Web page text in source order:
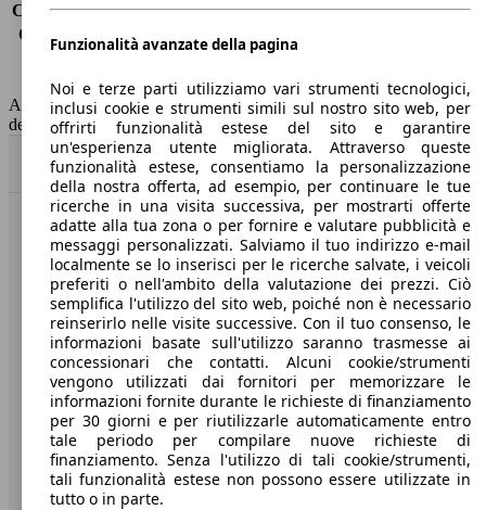
Consumo (extra-urbano) 4.0 l/100km
Consumo (combinato)*
4.7 l/100km
Capacità del serbatoio
41 l
AutoScout24 non si assume alcuna responsabilità per la correttezza
dei dati.
Torna su
Benvenuti su AutoScout24, il mercato auto europeo.
Società
A proposito di AutoScout24
Stampa
Media
Condizioni generali
Informazioni
Funzionalità avanzate della pagina
Noi e terze parti utilizziamo vari strumenti tecnologici,
inclusi cookie e strumenti simili sul nostro sito web, per
offrirti funzionalità estese del sito e garantire
un'esperienza utente migliorata. Attraverso queste
funzionalità estese, consentiamo la personalizzazione
della nostra offerta, ad esempio, per continuare le tue
ricerche in una visita successiva, per mostrarti offerte
adatte alla tua zona o per fornire e valutare pubblicità e
messaggi personalizzati. Salviamo il tuo indirizzo e-mail
localmente se lo inserisci per le ricerche salvate, i veicoli
preferiti o nell'ambito della valutazione dei prezzi. Ciò
semplifica l'utilizzo del sito web, poiché non è necessario
reinserirlo nelle visite successive. Con il tuo consenso, le
informazioni basate sull'utilizzo saranno trasmesse ai
concessionari che contatti. Alcuni cookie/strumenti
vengono utilizzati dai fornitori per memorizzare le
informazioni fornite durante le richieste di finanziamento
per 30 giorni e per riutilizzarle automaticamente entro
tale periodo per compilare nuove richieste di
finanziamento. Senza l'utilizzo di tali cookie/strumenti,
tali funzionalità estese non possono essere utilizzate in
tutto o in parte.